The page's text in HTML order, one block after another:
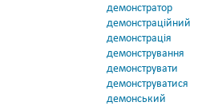
демонстратор
демонстраційний
демонстрація
демонстрування
демонструвати
демонструватися
демонський